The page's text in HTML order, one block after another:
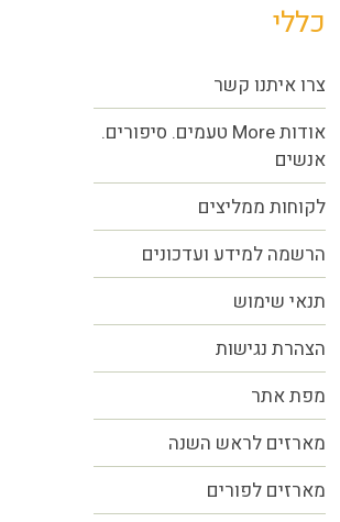
כללי
צרו איתנו קשר
אודות More טעמים. סיפורים.
אנשים
לקוחות ממליצים
הרשמה למידע ועדכונים
תנאי שימוש
הצהרת נגישות
מפת אתר
מארזים לראש השנה
מארזים לפורים